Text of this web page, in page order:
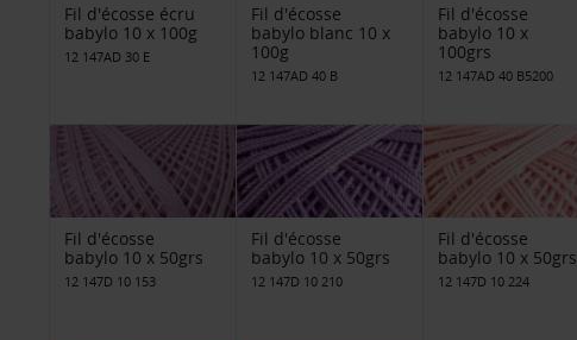
Fil d'écosse écru
babylo 10 x 100g
12 147AD 30 E
Fil d'écosse
babylo blanc 10 x
100g
12 147AD 40 B
Fil d'écosse
babylo 10 x
100grs
12 147AD 40 B5200
Fil d'écosse
babylo 10 x 50grs
12 147D 10 153
Fil d'écosse
babylo 10 x 50grs
12 147D 10 210
Fil d'écosse
babylo 10 x 50grs
12 147D 10 224